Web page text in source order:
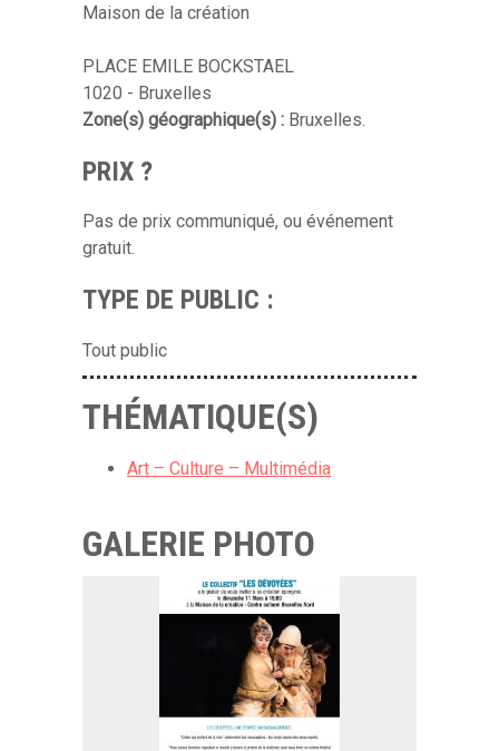
Maison de la création
PLACE EMILE BOCKSTAEL
1020 - Bruxelles
Zone(s) géographique(s) : Bruxelles.
PRIX ?
Pas de prix communiqué, ou événement
gratuit.
TYPE DE PUBLIC :
Tout public
THÉMATIQUE(S)
Art – Culture – Multimédia
GALERIE PHOTO